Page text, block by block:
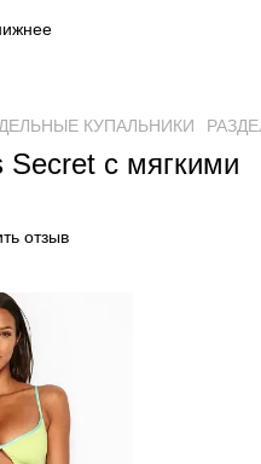
КУПАЛЬНИКИ
Secret с мягкими
отзыв